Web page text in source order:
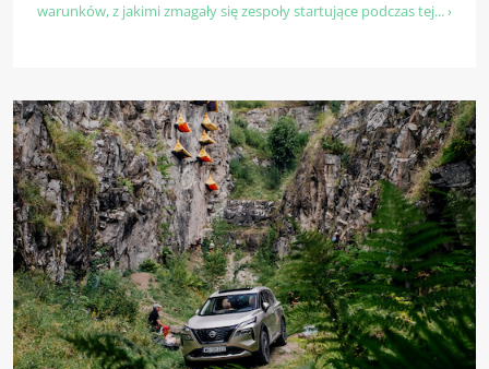
warunków, z jakimi zmagały się zespoły startujące podczas tej... ›